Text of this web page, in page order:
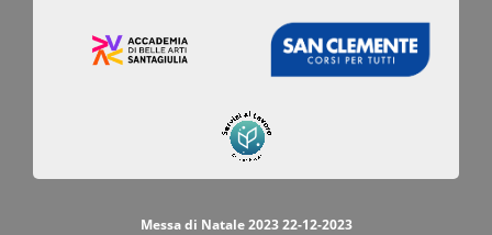
Messa di Natale 2023 22-12-2023